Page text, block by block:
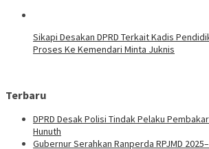
Sikapi Desakan DPRD Terkait Kadis
Proses Ke Kemendari Minta Juknis
Terbaru
DPRD Desak Polisi Tindak Pelaku
Hunuth
Gubernur Serahkan Ranperda RPJMD